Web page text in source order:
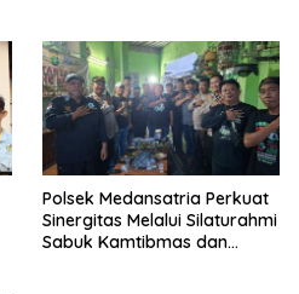
Polsek Medansatria Perkuat
Sinergitas Melalui Silaturahmi
Sabuk Kamtibmas dan